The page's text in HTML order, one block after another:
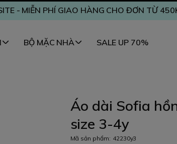
- MIỄN PHÍ GIAO HÀNG CHO ĐƠN TỪ
BỘ MẶC NHÀ SALE UP 70%
Áo dài Sofia
size 3-4y
Mã sản phẩm: 42230y3